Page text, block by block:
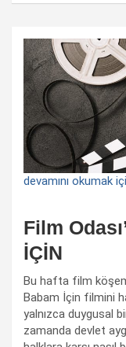
devamını okumak
Film
İÇİN
Bu hafta film
Babam İçin filmini
yalnızca duygusal
zamanda devlet